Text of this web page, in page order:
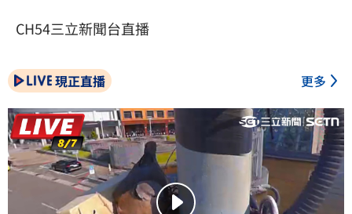
CH54三立新聞台直播
現正直播 更多